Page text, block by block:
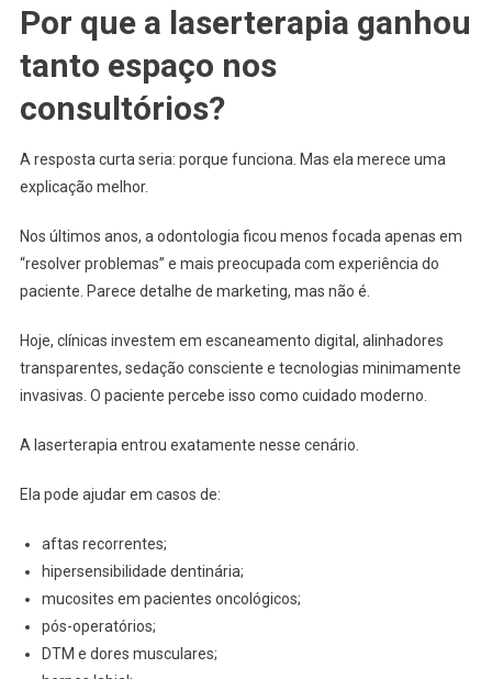
Por que a laserterapia ganhou
tanto espaço nos
consultórios?
A resposta curta seria: porque funciona. Mas ela merece uma
explicação melhor.
Nos últimos anos, a odontologia ficou menos focada apenas em
“resolver problemas” e mais preocupada com experiência do
paciente. Parece detalhe de marketing, mas não é.
Hoje, clínicas investem em escaneamento digital, alinhadores
transparentes, sedação consciente e tecnologias minimamente
invasivas. O paciente percebe isso como cuidado moderno.
A laserterapia entrou exatamente nesse cenário.
Ela pode ajudar em casos de:
aftas recorrentes;
hipersensibilidade dentinária;
mucosites em pacientes oncológicos;
pós-operatórios;
DTM e dores musculares;